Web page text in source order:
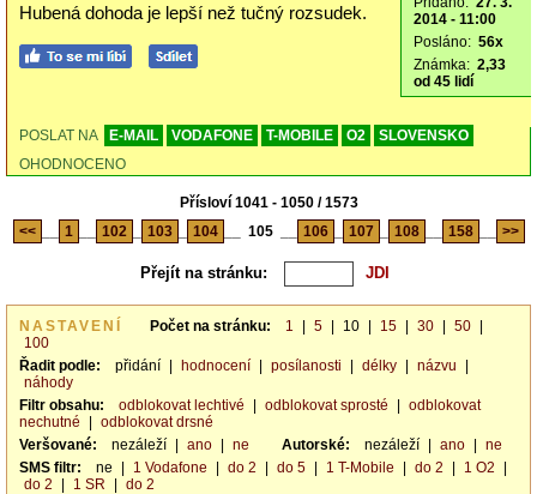
Hubená dohoda je lepší než tučný rozsudek.
2014 - 11:00
Posláno: 56x
Známka: 2,33
od 45 lidí
POSLAT NA E-MAIL VODAFONE T-MOBILE O2
SLOVENSKO
OHODNOCENO
Přísloví 1041 - 1050 / 1573
<<
1 102 103 104 105 106 107 108 158 >>
Přejít na stránku:
NASTAVENÍ Počet na stránku: 1 5 10 15 30 50
100
Řadit podle:
přidání hodnocení posílanosti délky názvu
náhody
Filtr obsahu:
odblokovat lechtivé odblokovat sprosté
odblokovat
nechutné
odblokovat drsné
Veršované:
nezáleží ano ne Autorské: nezáleží ano
ne
SMS filtr:
ne 1 Vodafone do 2 do 5 1 T-Mobile do 2 1 O2
do 2
1 SR do 2